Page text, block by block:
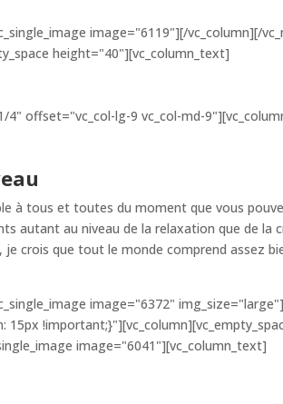
image="6119"][/vc_column][/
height="40"][vc_column_text]
offset="vc_col-lg-9 vc_col-md-
à tous et toutes du moment que vous
autant au niveau de la relaxation que de la
crois que tout le monde comprend assez
image="6372"
15px
image="6041"][vc_column_text]